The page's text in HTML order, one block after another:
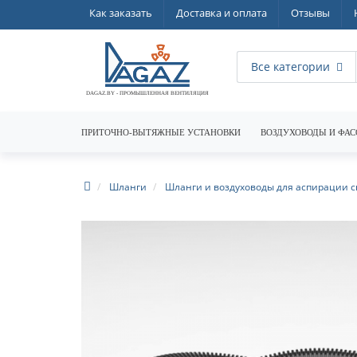
Как заказать Доставка и оплата Отзывы
DAGAZ.BY - ПРОМЫШЛЕННАЯ ВЕНТИЛЯЦИЯ
Все категории
ПРИТОЧНО-ВЫТЯЖНЫЕ УСТАНОВКИ ВОЗДУХОВОДЫ И
Шланги Шланги и воздуховоды для аспирации